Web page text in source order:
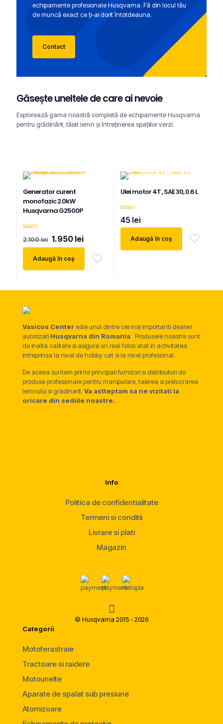
echipamente profesionale Husqvarna. Fă din locul tău
de muncă exact ce ți-ai dorit întotdeauna.
Contact
Găsește uneltele de care ai nevoie
Explorează gama noastră completă de echipamente Husqvarna
pentru grădinărit, tăiat lemn și întreținerea spațiilor verzi.
Generator curent
monofazic 2.0kW
Husqvarna G2500P
5.00
2.100lei Prețul
inițial
a
fost:
2.100 lei.
1.950 leiPrețul
curent
este:
1.950 lei.
Adaugă în coș
Ulei motor 4T , SAE 30, 0.6 L
4.25
45 lei
Adaugă în coș
Vasicos Center este unul dintre cei mai importanti dealeri
autorizati Husqvarna din Romania. Produsele noastre sunt
de inalta calitate si asigura un real folos atat in activitatea
intreprinsa la nivel de hobby cat si la nivel profesional.
De aceea suntem printe principali furnizori si distribuitori de
produse profesionale pentru manipulare, taierea si prelucrarea
lemnului si gradinarit. Va astteptam sa ne vizitati la
oricare din sediile noastre.
Info
Politica de confidentialitate
Termeni si conditii
Livrare si plati
Magazin
© Husqvarna 2015 - 2026
Categorii
Motoferastraie
Tractoare si raidere
Motounelte
Aparate de spalat sub presiune
Atomizoare